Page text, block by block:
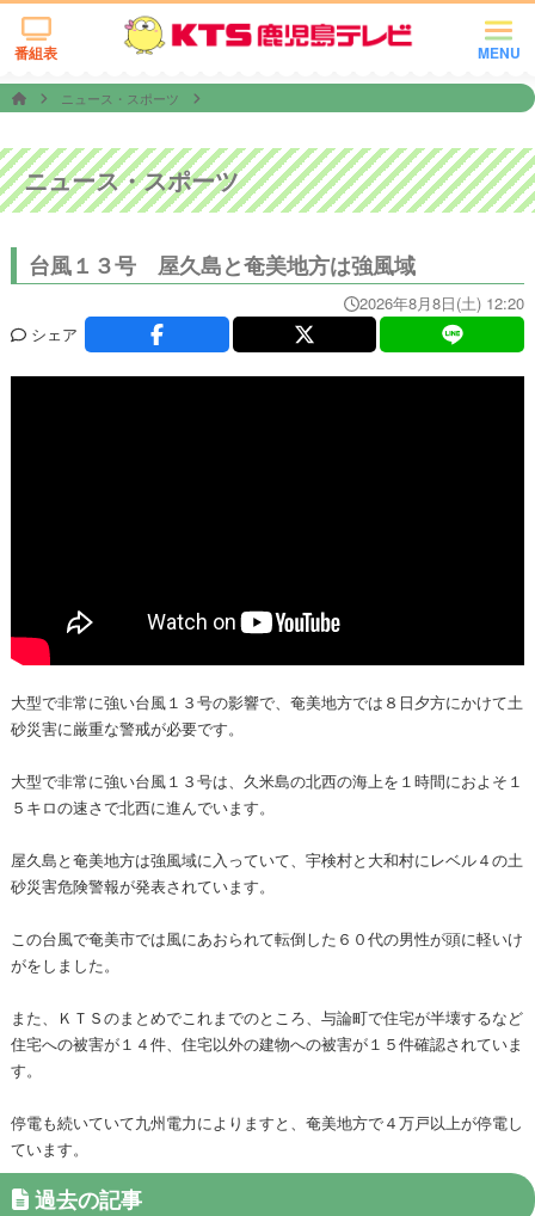
MENU
番組表
ニュース・スポーツ
ニュース・スポーツ
台風１３号 屋久島と奄美地方は強風域
2026年8月8日(土) 12:20
シェア
大型で非常に強い台風１３号の影響で、奄美地方では８日夕方にかけて土
砂災害に厳重な警戒が必要です。
大型で非常に強い台風１３号は、久米島の北西の海上を１時間におよそ１
５キロの速さで北西に進んでいます。
屋久島と奄美地方は強風域に入っていて、宇検村と大和村にレベル４の土
砂災害危険警報が発表されています。
この台風で奄美市では風にあおられて転倒した６０代の男性が頭に軽いけ
がをしました。
また、ＫＴＳのまとめでこれまでのところ、与論町で住宅が半壊するなど
住宅への被害が１４件、住宅以外の建物への被害が１５件確認されていま
す。
停電も続いていて九州電力によりますと、奄美地方で４万戸以上が停電し
ています。
過去の記事